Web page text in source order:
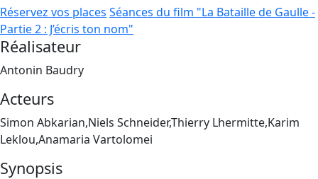
Réservez vos places Séances du film "La Bataille de Gaulle -
Partie 2 : J’écris ton nom"
Réalisateur
Antonin Baudry
Acteurs
Simon Abkarian,Niels Schneider,Thierry Lhermitte,Karim
Leklou,Anamaria Vartolomei
Synopsis